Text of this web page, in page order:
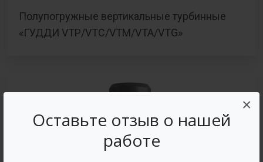
Оставьте отзыв о нашей
работе
×
Полупогружные вертикальные турбинные
«ГУДДИ VTP/VTC/VTM/VTA/VTG»